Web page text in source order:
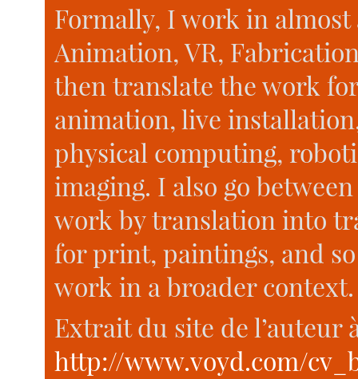
Formally, I work in
Animation, VR,
then translate the work
animation, live
physical computing,
imaging. I also go
work by translation into
for print, paintings, and
work in a broader context.
Extrait du site de l’auteur
http://www.voyd.com/